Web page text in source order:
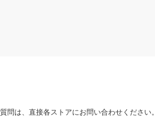
は、直接各ストアにお問い合わせください。